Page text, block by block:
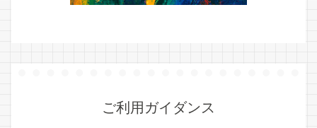
ご利用ガイダンス